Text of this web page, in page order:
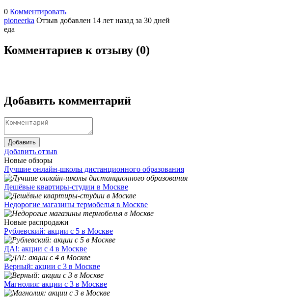
0 Комментировать
pioneerka Отзыв добавлен 14 лет назад за 30 дней
еда
Комментариев к отзыву (0)
Добавить комментарий
Добавить
Добавить отзыв
Новые обзоры
Лучшие онлайн-школы дистанционного образования
Дешёвые квартиры-студии в Москве
Недорогие магазины термобелья в Москве
Новые распродажи
Рублевский: акции с 5 в Москве
ДА!: акции с 4 в Москве
Верный: акции с 3 в Москве
Магнолия: акции с 3 в Москве